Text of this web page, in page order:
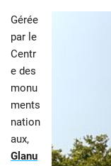
Gérée
par le
Centr
e des
monu
ments
nation
aux,
Glanu